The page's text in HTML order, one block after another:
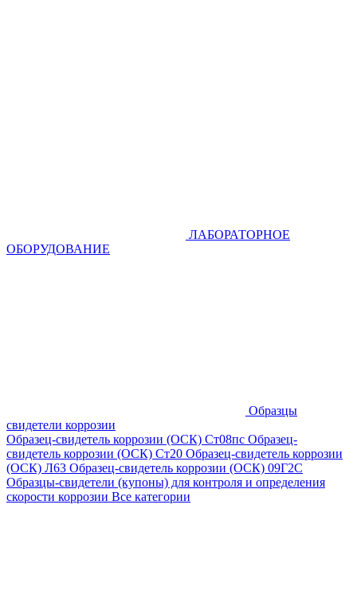
ЛАБОРАТОРНОЕ
ОБОРУДОВАНИЕ
Образцы
свидетели коррозии
Образец-свидетель коррозии (ОСК) Ст08пс Образец-
свидетель коррозии (ОСК) Ст20 Образец-свидетель коррозии
(ОСК) Л63 Образец-свидетель коррозии (ОСК) 09Г2С
Образцы-свидетели (купоны) для контроля и определения
скорости коррозии Все категории